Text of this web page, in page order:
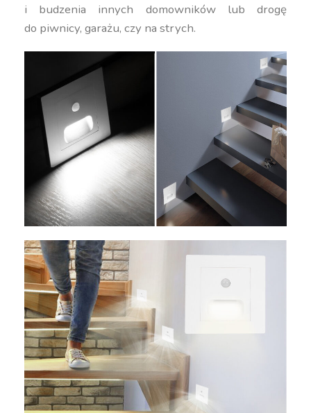
i budzenia innych domowników lub drogę
do piwnicy, garażu, czy na strych.